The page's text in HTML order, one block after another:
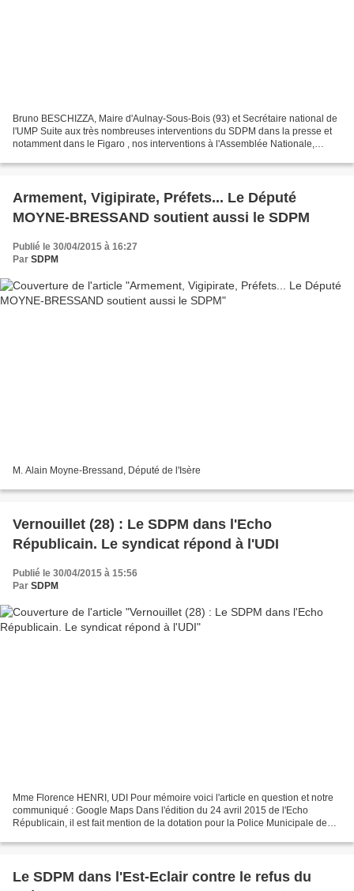
Bruno BESCHIZZA, Maire d'Aulnay-Sous-Bois (93) et Secrétaire national de
l'UMP Suite aux très nombreuses interventions du SDPM dans la presse et
notamment dans le Figaro , nos interventions à l'Assemblée Nationale,
Armement, Vigipirate, Préfets... Le Député
MOYNE-BRESSAND soutient aussi le SDPM
Publié le 30/04/2015 à 16:27
Par SDPM
M. Alain Moyne-Bressand, Député de l'Isère
Vernouillet (28) : Le SDPM dans l'Echo
Républicain. Le syndicat répond à l'UDI
Publié le 30/04/2015 à 15:56
Par SDPM
Mme Florence HENRI, UDI Pour mémoire voici l'article en question et notre
communiqué : Google Maps Dans l'édition du 24 avril 2015 de l'Echo
Républicain, il est fait mention de la dotation pour la Police Municipale de
Le SDPM dans l'Est-Eclair contre le refus du